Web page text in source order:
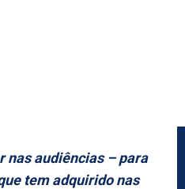
nas audiências – para
tem adquirido nas